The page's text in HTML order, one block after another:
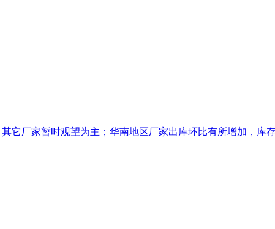
它厂家暂时观望为主；华南地区厂家出库环比有所增加，库